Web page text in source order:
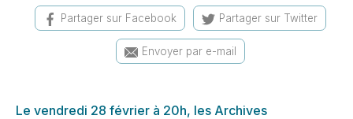
Partager sur Facebook Partager sur Twitter
Envoyer par e-mail
Le vendredi 28 février à 20h, les Archives